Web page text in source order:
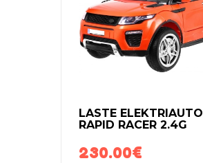
LASTE ELEKTRIAUTO
RAPID RACER 2.4G
230.00€